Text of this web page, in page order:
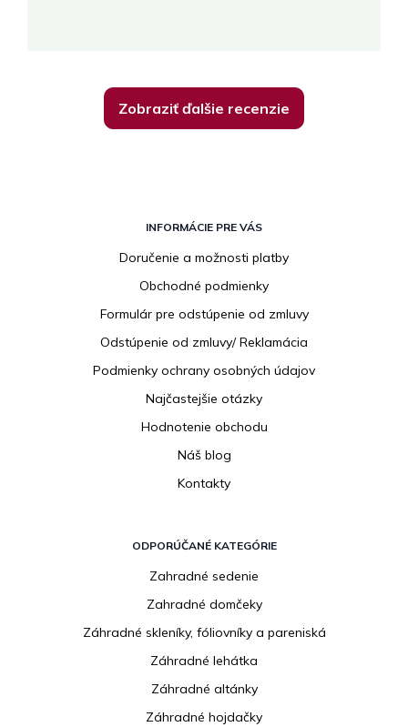
Zobraziť ďalšie recenzie
INFORMÁCIE PRE VÁS
Doručenie a možnosti platby
Obchodné podmienky
Formulár pre odstúpenie od zmluvy
Odstúpenie od zmluvy/ Reklamácia
Podmienky ochrany osobných údajov
Najčastejšie otázky
Hodnotenie obchodu
Náš blog
Kontakty
ODPORÚČANÉ KATEGÓRIE
Zahradné sedenie
Zahradné domčeky
Záhradné skleníky, fóliovníky a pareniská
Záhradné lehátka
Záhradné altánky
Záhradné hojdačky